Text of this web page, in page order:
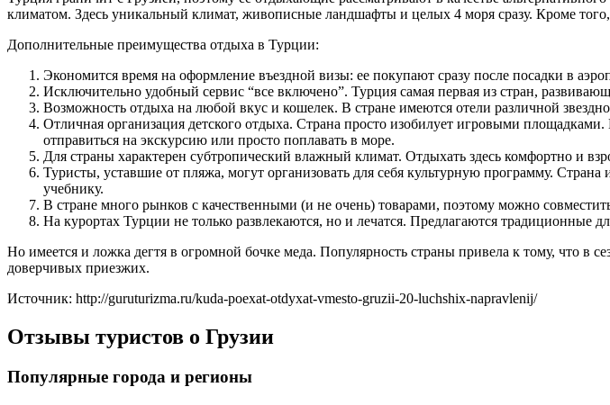
климатом. Здесь уникальный климат, живописные ландшафты и целых 4 моря сразу. Кроме
Дополнительные преимущества отдыха в Турции:
Экономится время на оформление въездной визы: ее покупают сразу после посадки в
Исключительно удобный сервис “все включено”. Турция самая первая из стран,
Возможность отдыха на любой вкус и кошелек. В стране имеются отели различной
Отличная организация детского отдыха. Страна просто изобилует игровыми
отправиться на экскурсию или просто поплавать в море.
Для страны характерен субтропический влажный климат. Отдыхать здесь комфортно и
Туристы, уставшие от пляжа, могут организовать для себя культурную программу.
учебнику.
В стране много рынков с качественными (и не очень) товарами, поэтому можно
На курортах Турции не только развлекаются, но и лечатся. Предлагаются традиционные
Но имеется и ложка дегтя в огромной бочке меда. Популярность страны привела к тому, что в
доверчивых приезжих.
Источник: http://guruturizma.ru/kuda-poexat-otdyxat-vmesto-gruzii-20-luchshix-napravlenij/
Отзывы туристов о Грузии
Популярные города и регионы